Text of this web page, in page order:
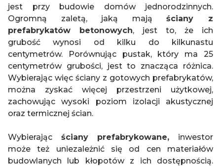
jest przy budowie domów jednorodzinnych.
Ogromną zaletą, jaką mająściany z
prefabrykatów betonowych, jest to, że ich
grubość wynosi od kilku do kilkunastu
centymetrów. Porównując pustak, który ma 25
centymetrów grubości, jest to znacząca różnica.
Wybierając więc ściany z gotowych prefabrykatów,
można zyskać więcej przestrzeni użytkowej,
zachowując wysoki poziom izolacji akustycznej
oraz termicznej ścian.
Wybierając ściany prefabrykowane, inwestor
może też uniezależnić się od cen materiałów
budowlanych lub kłopotów z ich dostępnością.